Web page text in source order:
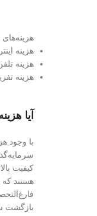
هزینه اینترنت: 20 تا 40
هزینه تلفن همراه:
هزینه تفریح و
آیا هزینه
با وجود
کیفیت
هستند
بازگشت